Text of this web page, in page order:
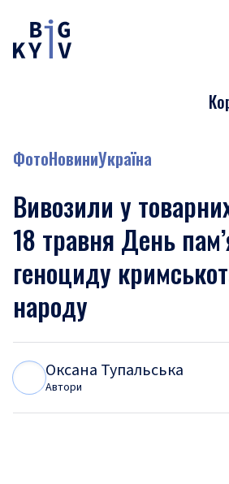
ФотоНовиниУкраїна
Вивозили у
18 травня День
геноциду
народу
Оксана Тупальська
Автори